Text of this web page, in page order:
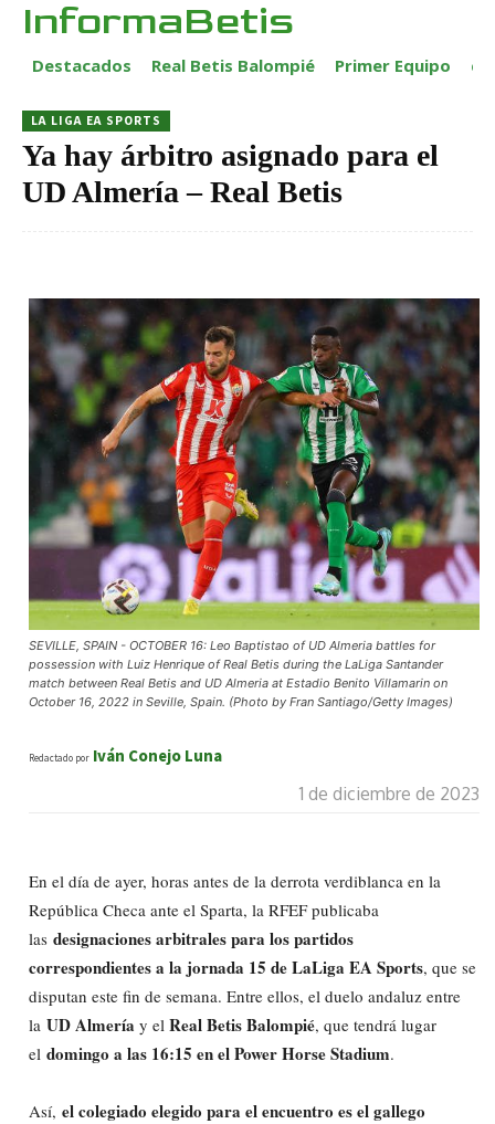
InformaBetis
Destacados Real Betis Balompié Primer Equipo
LA LIGA EA SPORTS
Ya hay árbitro asignado para el
UD Almería – Real Betis
SEVILLE, SPAIN - OCTOBER 16: Leo Baptistao of UD Almeria battles for
possession with Luiz Henrique of Real Betis during the LaLiga Santander
match between Real Betis and UD Almeria at Estadio Benito Villamarin on
October 16, 2022 in Seville, Spain. (Photo by Fran Santiago/Getty Images)
Redactado por Iván Conejo Luna
1 de diciembre de 2023
En el día de ayer, horas antes de la derrota verdiblanca en la
República Checa ante el Sparta, la RFEF publicaba
las designaciones arbitrales para los partidos
correspondientes a la jornada 15 de LaLiga EA Sports, que se
disputan este fin de semana. Entre ellos, el duelo andaluz entre
la UD Almería y el Real Betis Balompié, que tendrá lugar
el domingo a las 16:15 en el Power Horse Stadium.
Así, el colegiado elegido para el encuentro es el gallego